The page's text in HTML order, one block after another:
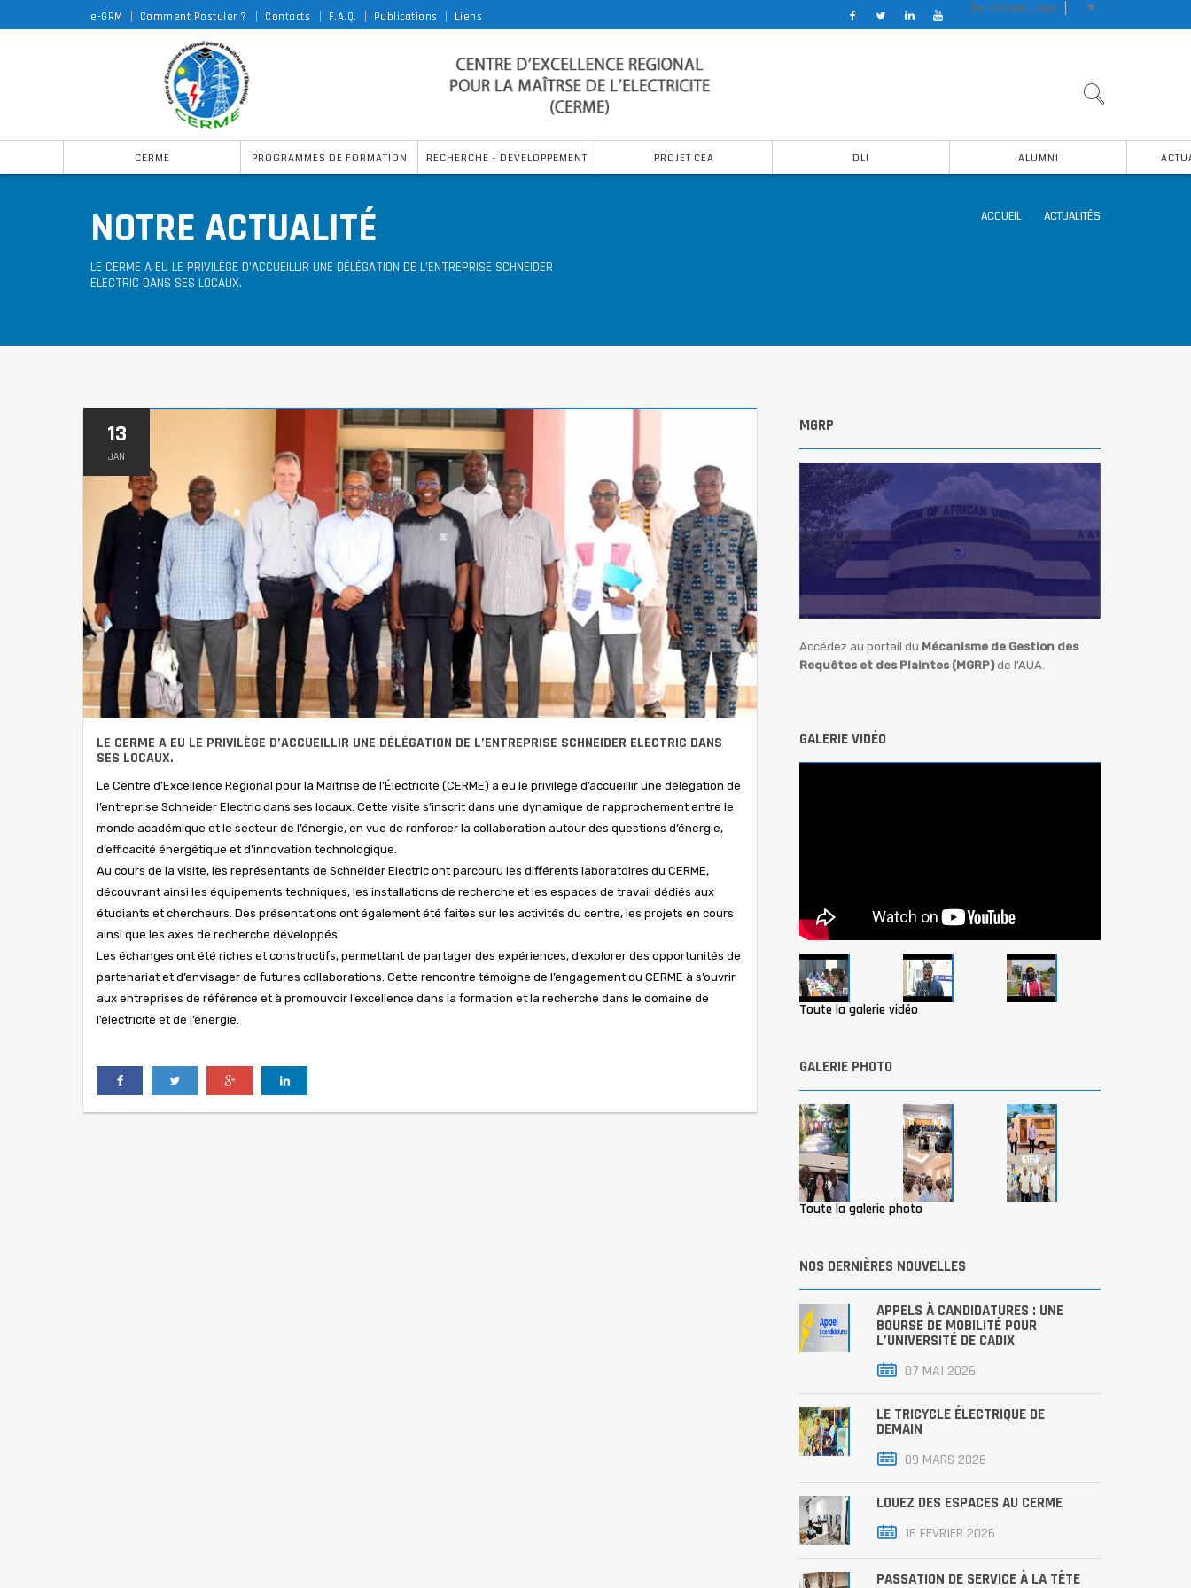
e-GRM Comment Postuler ? Contacts F.A.Q. Publications Liens
Select Language ▼
CERME PROGRAMMES DE FORMATION RECHERCHE - DEVELOPPEMENT PROJET CEA DLI ALUMNI
NOTRE ACTUALITÉ
LE CERME A EU LE PRIVILÈGE D’ACCUEILLIR UNE DÉLÉGATION DE L’ENTREPRISE SCHNEIDER
ELECTRIC DANS SES LOCAUX.
ACCUEIL ACTUALITÉS
13
JAN
LE CERME A EU LE PRIVILÈGE D’ACCUEILLIR UNE DÉLÉGATION DE L’ENTREPRISE SCHNEIDER ELECTRIC DANS
SES LOCAUX.
Le Centre d’Excellence Régional pour la Maîtrise de l’Électricité (CERME) a eu le privilège d’accueillir une délégation de
l’entreprise Schneider Electric dans ses locaux. Cette visite s’inscrit dans une dynamique de rapprochement entre le
monde académique et le secteur de l’énergie, en vue de renforcer la collaboration autour des questions d’énergie,
d’efficacité énergétique et d’innovation technologique.
Au cours de la visite, les représentants de Schneider Electric ont parcouru les différents laboratoires du CERME,
découvrant ainsi les équipements techniques, les installations de recherche et les espaces de travail dédiés aux
étudiants et chercheurs. Des présentations ont également été faites sur les activités du centre, les projets en cours
ainsi que les axes de recherche développés.
Les échanges ont été riches et constructifs, permettant de partager des expériences, d’explorer des opportunités de
partenariat et d’envisager de futures collaborations. Cette rencontre témoigne de l’engagement du CERME à s’ouvrir
aux entreprises de référence et à promouvoir l’excellence dans la formation et la recherche dans le domaine de
l’électricité et de l’énergie.
MGRP
Accédez au portail du Mécanisme de Gestion des
Requêtes et des Plaintes (MGRP)de l'AUA.
GALERIE VIDÉO
Toute la galerie vidéo
GALERIE PHOTO
Toute la galerie photo
NOS DERNIÈRES NOUVELLES
APPELS À CANDIDATURES : UNE
BOURSE DE MOBILITÉ POUR
L’UNIVERSITÉ DE CADIX
07 MAI 2026
LE TRICYCLE ÉLECTRIQUE DE
DEMAIN
09 MARS 2026
LOUEZ DES ESPACES AU CERME
16 FEVRIER 2026
PASSATION DE SERVICE À LA TÊTE